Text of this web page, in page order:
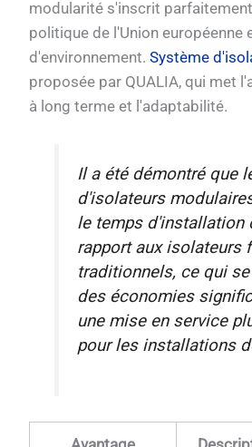
modularité s'inscrit
politique de l'Union européenne
d'environnement.Système
proposée par QUALIA, qui met
à long terme et l'adaptabilité.
Il a été démontré que
d'isolateurs
le temps d'installation
rapport aux isolateurs
traditionnels, ce qui
des économies
une mise en service
pour les installations